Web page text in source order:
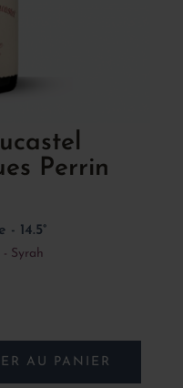
Perrin
14.5°
Syrah
AU PANIER